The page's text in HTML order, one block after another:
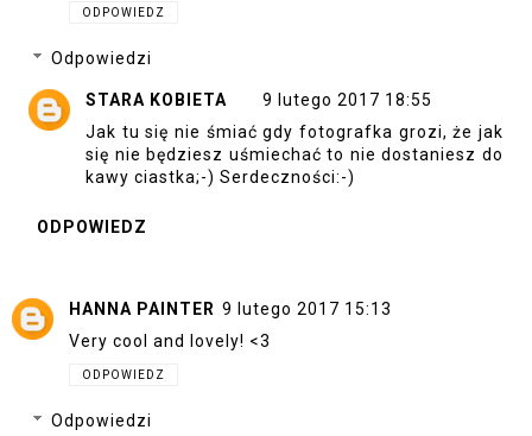
ODPOWIEDZ
Odpowiedzi
STARA KOBIETA
9 lutego 2017 18:55
Jak tu się nie śmiać gdy fotografka grozi, że jak
się nie będziesz uśmiechać to nie dostaniesz do
kawy ciastka;-) Serdeczności:-)
ODPOWIEDZ
HANNA PAINTER 9 lutego 2017 15:13
Very cool and lovely! <3
ODPOWIEDZ
Odpowiedzi